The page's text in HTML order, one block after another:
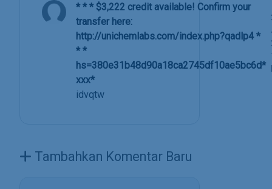
* * * $3,222 credit available! Confirm your
transfer here:
http://unichemlabs.com/index.php?qadlp4 *
* *
hs=380e31b48d90a18ca2745df10ae5bc6d*
ххх*
idvqtw
Tambahkan Komentar Baru